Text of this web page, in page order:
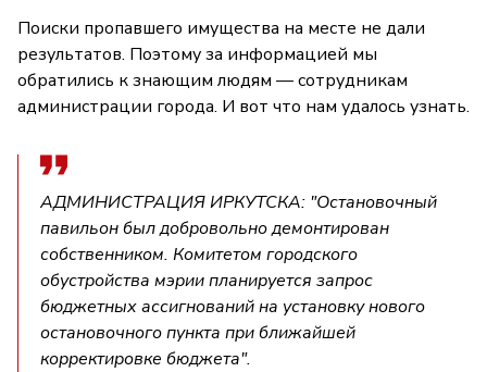
Поиски пропавшего имущества на месте не дали
результатов. Поэтому за информацией мы
обратились к знающим людям — сотрудникам
администрации города. И вот что нам удалось узнать.
АДМИНИСТРАЦИЯ ИРКУТСКА: "Остановочный
павильон был добровольно демонтирован
собственником. Комитетом городского
обустройства мэрии планируется запрос
бюджетных ассигнований на установку нового
остановочного пункта при ближайшей
корректировке бюджета".